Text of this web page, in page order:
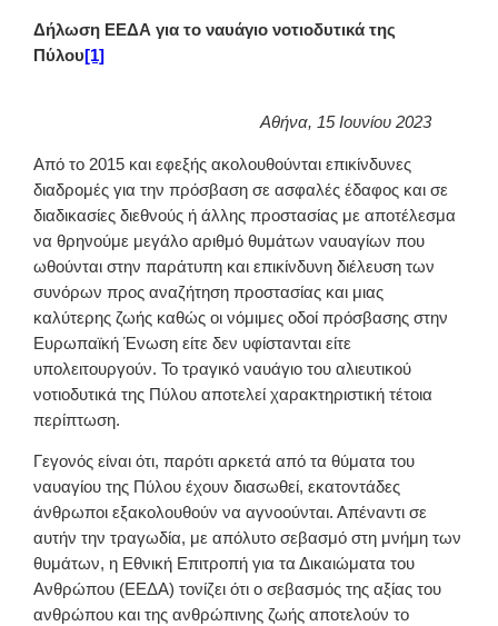
Δήλωση ΕΕΔΑ για το ναυάγιο νοτιοδυτικά της
Πύλου[1]
Αθήνα, 15 Ιουνίου 2023
Από το 2015 και εφεξής ακολουθούνται επικίνδυνες
διαδρομές για την πρόσβαση σε ασφαλές έδαφος και σε
διαδικασίες διεθνούς ή άλλης προστασίας με αποτέλεσμα
να θρηνούμε μεγάλο αριθμό θυμάτων ναυαγίων που
ωθούνται στην παράτυπη και επικίνδυνη διέλευση των
συνόρων προς αναζήτηση προστασίας και μιας
καλύτερης ζωής καθώς οι νόμιμες οδοί πρόσβασης στην
Ευρωπαϊκή Ένωση είτε δεν υφίστανται είτε
υπολειτουργούν. Το τραγικό ναυάγιο του αλιευτικού
νοτιοδυτικά της Πύλου αποτελεί χαρακτηριστική τέτοια
περίπτωση.
Γεγονός είναι ότι, παρότι αρκετά από τα θύματα του
ναυαγίου της Πύλου έχουν διασωθεί, εκατοντάδες
άνθρωποι εξακολουθούν να αγνοούνται. Απέναντι σε
αυτήν την τραγωδία, με απόλυτο σεβασμό στη μνήμη των
θυμάτων, η Εθνική Επιτροπή για τα Δικαιώματα του
Ανθρώπου (ΕΕΔΑ) τονίζει ότι ο σεβασμός της αξίας του
ανθρώπου και της ανθρώπινης ζωής αποτελούν το